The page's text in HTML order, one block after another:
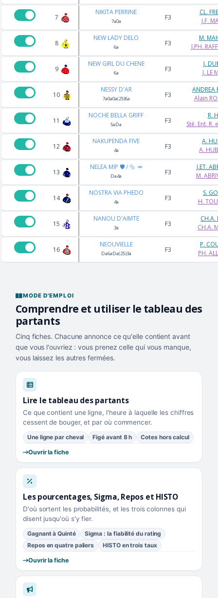
7
NIKITA PERRINE
7a0a F3
CL.
J.F.
8
NEW LADY DELO
6a F3
M.
J.PH.
9
NEW GIRL DU CHENE
6a F3
J.
J. LE
10
NESSY D'AR
7a0a0a(25)6a F3
ANDREA
Alain
11
NOCHE BELLA GRIFF
5aDa F3
R.
Sté. Ent. R.
12
NAKUPENDA FIVE
4a F3
A.
A.
13
NELEA MIP 🛡️ / 🔩 🥕
Da4a F3
J.ET.
M.
14
NOSTRA VIA PHEDO
4a F3
S.
H.
15
NANOU D'AIMTE
3a F3
CH.A.
CH.A.
16
NEOUVIELLE
Da6aDa(25)3a F3
P.
PH.
MODE D'EMPLOI
Comprendre et utiliser le tableau des
partants
Cinq fiches. Chacune annonce ce qu'elle contient avant
que vous l'ouvriez : vous prenez celle qui vous manque,
vous laissez les autres fermées.
Lire le tableau des partants
Ce que contient une ligne, l'heure à laquelle les chiffres
cessent de bouger, et par où commencer.
Une ligne par cheval Figé avant 8 h Cotes hors calcul
Ouvrir la fiche
Les pourcentages, Sigma, Repos et HISTO
D'où sortent les probabilités, et les trois colonnes qui
disent jusqu'où s'y fier.
Gagnant à Quinté
Sigma : la fiabilité du rating
Repos en quatre paliers
HISTO en trois taux
Ouvrir la fiche